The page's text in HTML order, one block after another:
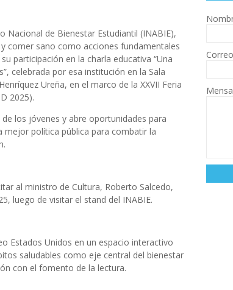
de Bienestar Estudiantil (INABIE),
comer sano como acciones fundamentales
participación en la charla educativa “Una
celebrada por esa institución en la Sala
Ureña, en el marco de la XXVII Feria
2025).
los jóvenes y abre oportunidades para
mejor política pública para combatir la
al ministro de Cultura, Roberto Salcedo,
luego de visitar el stand del INABIE.
Estados Unidos en un espacio interactivo
saludables como eje central del bienestar
con el fomento de la lectura.